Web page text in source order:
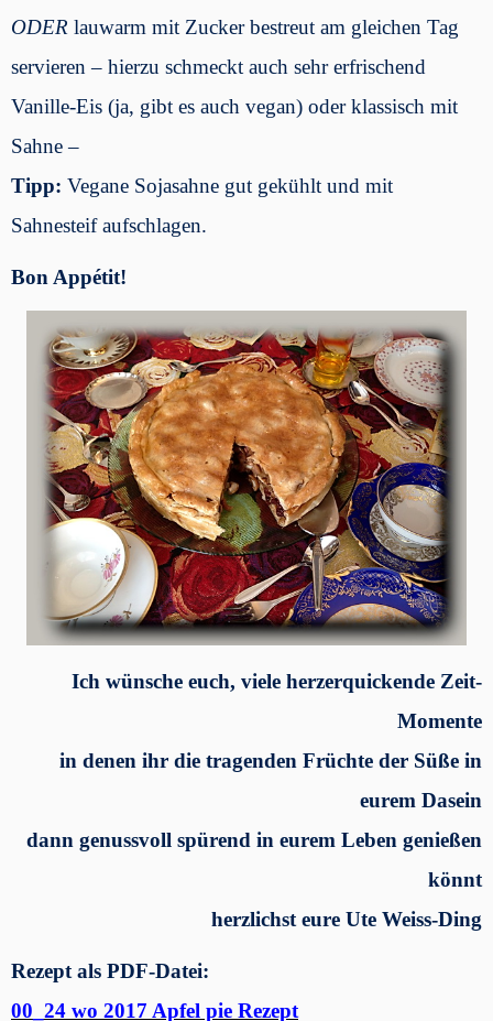
ODER lauwarm mit Zucker bestreut am gleichen Tag
servieren – hierzu schmeckt auch sehr erfrischend
Vanille-Eis (ja, gibt es auch vegan) oder klassisch mit
Sahne –
Tipp: Vegane Sojasahne gut gekühlt und mit
Sahnesteif aufschlagen.
Bon Appétit!
Ich wünsche euch, viele herzerquickende Zeit-
Momente
in denen ihr die tragenden Früchte der Süße in
eurem Dasein
dann genussvoll spürend in eurem Leben genießen
könnt
herzlichst eure Ute Weiss-Ding
Rezept als PDF-Datei:
00_24 wo 2017 Apfel pie Rezept